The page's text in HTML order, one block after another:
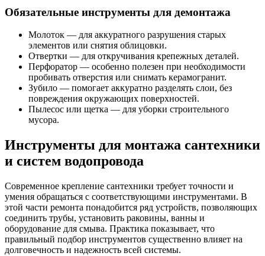
Обязательные инструменты для демонтажа
Молоток — для аккуратного разрушения старых
элементов или снятия облицовки.
Отвертки — для откручивания крепежных деталей.
Перфоратор — особенно полезен при необходимости
пробивать отверстия или снимать керамогранит.
Зубило — помогает аккуратно разделять слои, без
повреждения окружающих поверхностей.
Пылесос или щетка — для уборки строительного
мусора.
Инструменты для монтажа сантехники
и систем водопровода
Современное крепление сантехники требует точности и
умения обращаться с соответствующими инструментами. В
этой части ремонта понадобится ряд устройств, позволяющих
соединить трубы, установить раковины, ванны и
оборудование для смыва. Практика показывает, что
правильный подбор инструментов существенно влияет на
долговечность и надежность всей системы.